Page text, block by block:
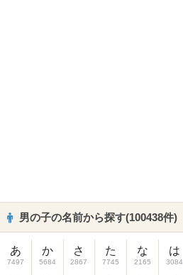
男の子の名前から探す(100438件)
あ
7497
か
5684
さ
2867
た
7745
な
2165
は
3084